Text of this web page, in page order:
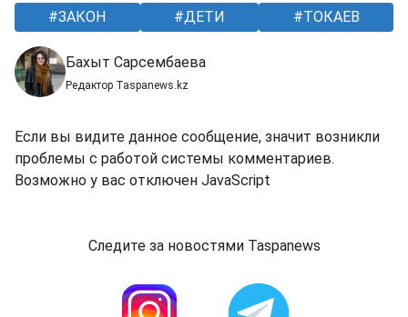
ЗАКОН ДЕТИ ТОКАЕВ
Бахыт Сарсембаева
Редактор Taspanews.kz
Если вы видите данное сообщение, значит возникли
проблемы с работой системы комментариев.
Возможно у вас отключен JavaScript
Следите за новостями Taspanews